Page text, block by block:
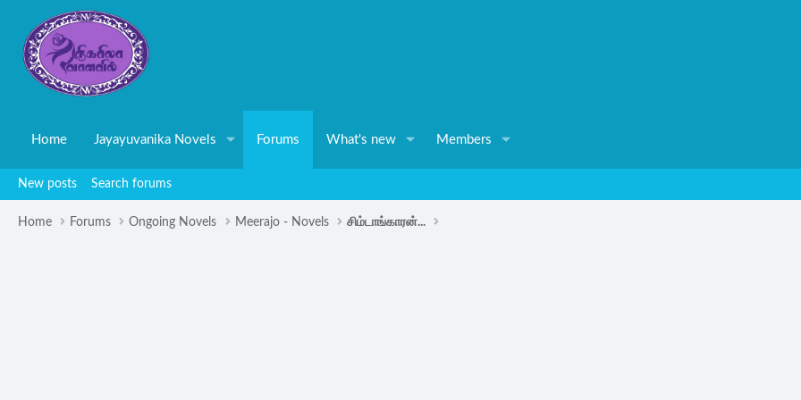
Home Jayayuvanika Novels Forums What's new Members
New posts Search forums
Home Forums Ongoing Novels Meerajo - Novels சிம்டாங்காரன்...